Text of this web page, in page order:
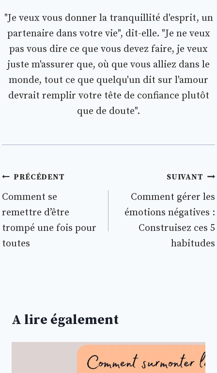
"Je veux vous donner la tranquillité d'esprit, un
partenaire dans votre vie", dit-elle. "Je ne veux
pas vous dire ce que vous devez faire, je veux
juste m'assurer que, où que vous alliez dans le
monde, tout ce que quelqu'un dit sur l'amour
devrait remplir votre tête de confiance plutôt
que de doute".
Navigation
de
l’article
PRÉCÉDENT
Comment se
remettre d’être
trompé une fois pour
toutes
SUIVANT
Comment gérer les
émotions négatives :
Construisez ces 5
habitudes
A lire également